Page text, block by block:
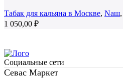
Табак для кальяна в Москве, Nаш,
1 050,00 ₽
Социальные сети
Севас Маркет